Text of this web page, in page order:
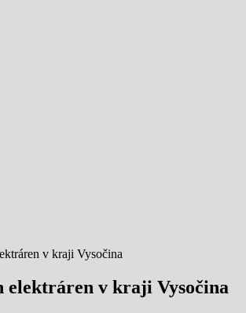
v kraji Vysočina
elektráren v kraji Vysočina